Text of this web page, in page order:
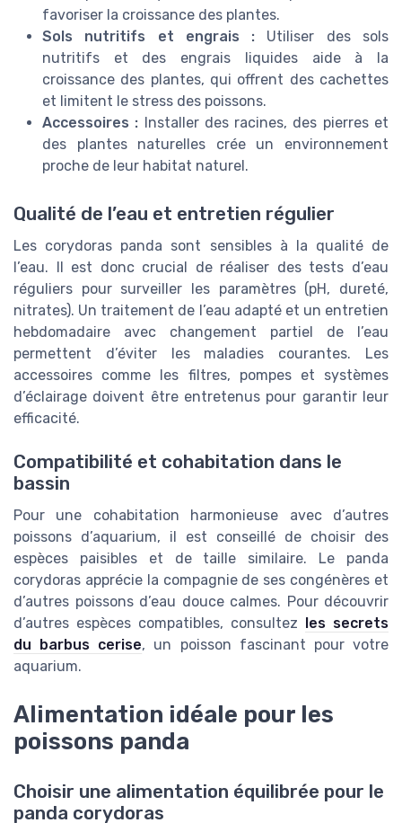
favoriser la croissance des plantes.
Sols nutritifs et engrais : Utiliser des sols
nutritifs et des engrais liquides aide à la
croissance des plantes, qui offrent des cachettes
et limitent le stress des poissons.
Accessoires : Installer des racines, des pierres et
des plantes naturelles crée un environnement
proche de leur habitat naturel.
Qualité de l’eau et entretien régulier
Les corydoras panda sont sensibles à la qualité de
l’eau. Il est donc crucial de réaliser des tests d’eau
réguliers pour surveiller les paramètres (pH, dureté,
nitrates). Un traitement de l’eau adapté et un entretien
hebdomadaire avec changement partiel de l’eau
permettent d’éviter les maladies courantes. Les
accessoires comme les filtres, pompes et systèmes
d’éclairage doivent être entretenus pour garantir leur
efficacité.
Compatibilité et cohabitation dans le
bassin
Pour une cohabitation harmonieuse avec d’autres
poissons d’aquarium, il est conseillé de choisir des
espèces paisibles et de taille similaire. Le panda
corydoras apprécie la compagnie de ses congénères et
d’autres poissons d’eau douce calmes. Pour découvrir
d’autres espèces compatibles, consultez les secrets
du barbus cerise, un poisson fascinant pour votre
aquarium.
Alimentation idéale pour les
poissons panda
Choisir une alimentation équilibrée pour le
panda corydoras